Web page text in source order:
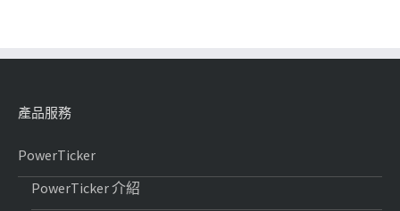
產品服務
PowerTicker
PowerTicker 介紹